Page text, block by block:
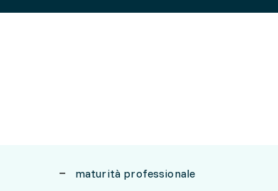
maturità professionale